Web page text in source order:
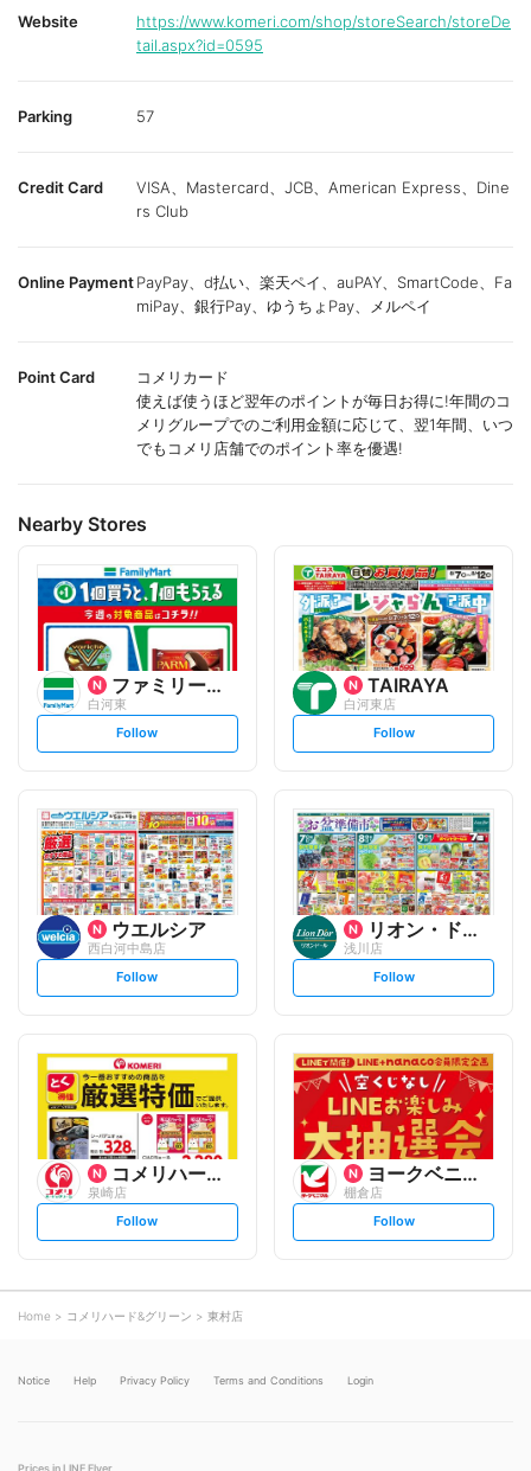
Website
https://www.komeri.com/shop/storeSearch/storeDe
tail.aspx?id=0595
Parking 57
Credit Card
VISA、Mastercard、JCB、American Express、Dine
rs Club
Online PaymentPayPay、d払い、楽天ペイ、auPAY、SmartCode、Fa
miPay、銀行Pay、ゆうちょPay、メルペイ
Point Card
コメリカード
使えば使うほど翌年のポイントが毎日お得に!年間のコ
メリグループでのご利用金額に応じて、翌1年間、いつ
でもコメリ店舗でのポイント率を優遇!
Nearby Stores
ファミリーマート
白河東
s
t
l
o
w
Follow
TAIRAYA
白河東店
s
t
l
o
w
Follow
ウエルシア
西白河中島店
s
t
l
o
w
Follow
リオン・ドール
浅川店
s
t
l
o
w
Follow
コメリハード&グリーン
泉崎店
s
t
o
Follow
ヨークベニマル
棚倉店
s
t
Follow
Home コメリハード&グリーン 東村店
Notice Help Privacy Policy Terms and Conditions Login
Prices in LINE Flyer